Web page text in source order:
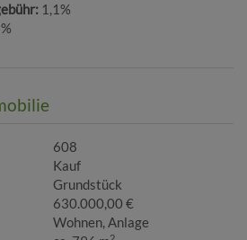
1,1%
608
Kauf
Grundstück
630.000,00 €
Wohnen Anlage
2